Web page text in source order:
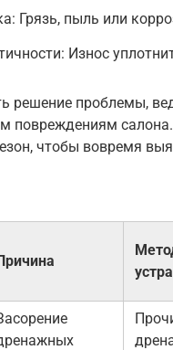
Грязь, пыль или
Износ
решение проблемы,
повреждениям
чтобы вовремя